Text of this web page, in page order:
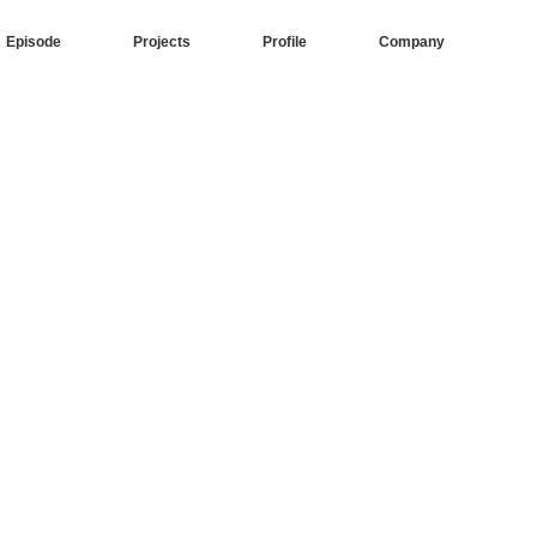
Episode Projects Profile Company